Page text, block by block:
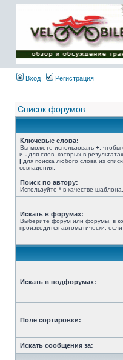
Имя пользователя:
Пароль:
{ LOG_ME_IN_SHORT
}
Вход
Регистрация
Список форумов
Ключевые слова:
Вы можете использовать + ,
и - для слов, которых в
| для поиска любого слова из
совпадения.
Поиск по автору:
Используйте * в качестве шаблона.
Искать в форумах:
Выберите форум или форумы, в
производится автоматически,
Искать в подфорумах:
Поле сортировки:
Искать сообщения за: